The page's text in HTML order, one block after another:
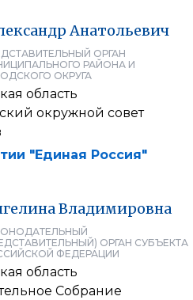
Анатольевич
ОРГАН
РАЙОНА И
ОКРУГА
область
окружной совет
"Единая Россия"
Владимировна
ОРГАН СУБЪЕКТА
ФЕДЕРАЦИИ
область
Собрание